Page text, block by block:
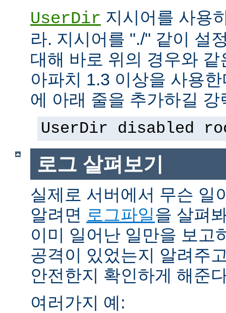
UserDir 지시어를 사용
라. 지시어를 "./" 같이 설
대해 바로 위의 경우와
아파치 1.3 이상을 사용
에 아래 줄을 추가하길 강
UserDir disabled
로그 살펴보기
실제로 서버에서 무슨 일
알려면 로그파일을 살펴
이미 일어난 일만을 보고
공격이 있었는지 알려주
안전한지 확인하게 해준
여러가지 예: